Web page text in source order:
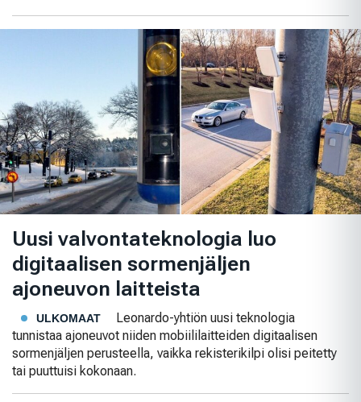
Uusi valvontateknologia luo
digitaalisen sormenjäljen
ajoneuvon laitteista
ULKOMAAT
Leonardo-yhtiön uusi teknologia
tunnistaa ajoneuvot niiden mobiililaitteiden digitaalisen
sormenjäljen perusteella, vaikka rekisterikilpi olisi peitetty
tai puuttuisi kokonaan.